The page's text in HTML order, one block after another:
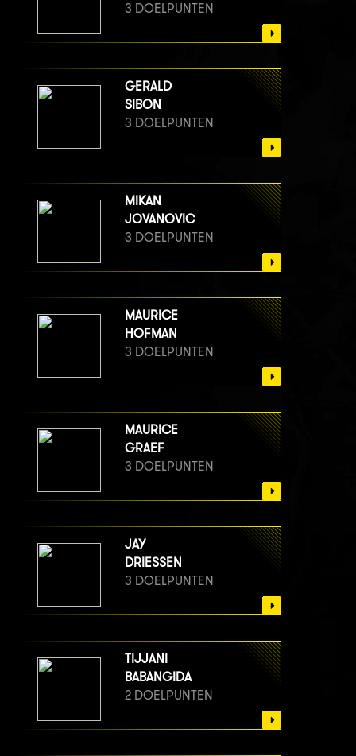
3 DOELPUNTEN
GERALD
SIBON
3 DOELPUNTEN
MIKAN
JOVANOVIC
3 DOELPUNTEN
MAURICE
HOFMAN
3 DOELPUNTEN
MAURICE
GRAEF
3 DOELPUNTEN
JAY
DRIESSEN
3 DOELPUNTEN
TIJJANI
BABANGIDA
2 DOELPUNTEN